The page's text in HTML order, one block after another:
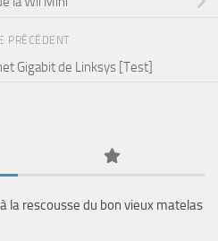
PRÉCÉDENT
Gigabit de Linksys [Test]
la rescousse du bon vieux matelas